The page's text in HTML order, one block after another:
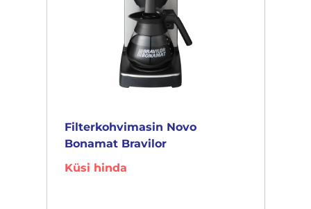
Filterkohvimasin Novo
Bonamat Bravilor
Küsi hinda